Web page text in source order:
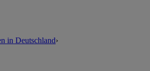
in Deutschland›